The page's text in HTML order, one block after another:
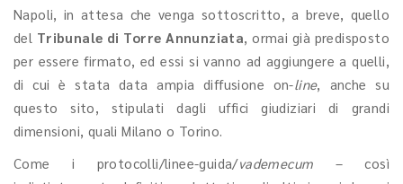
Napoli, in attesa che venga sottoscritto, a breve, quello
del Tribunale di Torre Annunziata, ormai già predisposto
per essere firmato, ed essi si vanno ad aggiungere a quelli,
di cui è stata data ampia diffusione on-line, anche su
questo sito, stipulati dagli uffici giudiziari di grandi
dimensioni, quali Milano o Torino.
Come i protocolli/linee-guida/vademecum – così